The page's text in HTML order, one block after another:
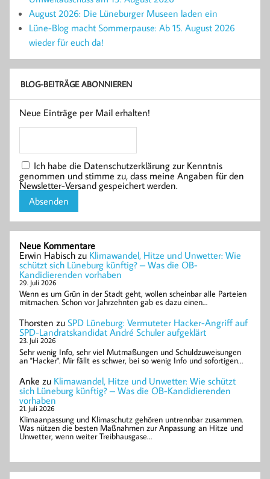
August 2026: Die Lüneburger Museen laden ein
Lüne-Blog macht Sommerpause: Ab 15. August 2026
wieder für euch da!
BLOG-BEITRÄGE ABONNIEREN
Neue Einträge per Mail erhalten!
Ich habe die Datenschutzerklärung zur Kenntnis
genommen und stimme zu, dass meine Angaben für den
Newsletter-Versand gespeichert werden.
Neue Kommentare
Erwin Habisch zu Klimawandel, Hitze und Unwetter: Wie
schützt sich Lüneburg künftig? – Was die OB-
Kandidierenden vorhaben
29. Juli 2026
Wenn es um Grün in der Stadt geht, wollen scheinbar alle Parteien
mitmachen. Schon vor Jahrzehnten gab es dazu einen…
Thorsten zu SPD Lüneburg: Vermuteter Hacker-Angriff auf
SPD-Landratskandidat André Schuler aufgeklärt
23. Juli 2026
Sehr wenig Info, sehr viel Mutmaßungen und Schuldzuweisungen
an "Hacker". Mir fällt es schwer, bei so wenig Info und sofortigen…
Anke zu Klimawandel, Hitze und Unwetter: Wie schützt
sich Lüneburg künftig? – Was die OB-Kandidierenden
vorhaben
21. Juli 2026
Klimaanpassung und Klimaschutz gehören untrennbar zusammen.
Was nützen die besten Maßnahmen zur Anpassung an Hitze und
Unwetter, wenn weiter Treibhausgase…